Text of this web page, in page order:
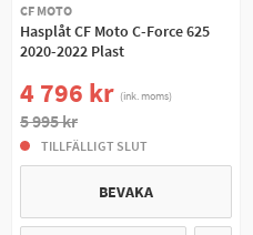
CF MOTO
Hasplåt CF Moto C-Force 625
2020-2022 Plast
4 796 kr (ink. moms)
5 995 kr
TILLFÄLLIGT SLUT
BEVAKA